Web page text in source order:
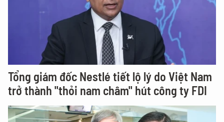
Tổng giám đốc Nestlé tiết lộ lý do Việt Nam
trở thành "thỏi nam châm" hút công ty FDI